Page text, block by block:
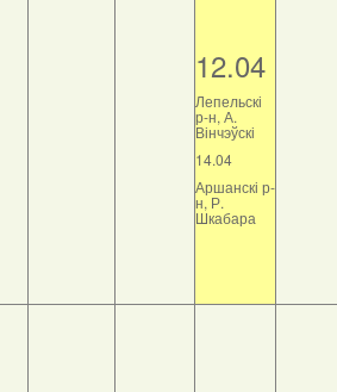
12.04
Лепельскі
р-н, А.
Вінчэўскі
14.04
Аршанскі р-
н, Р.
Шкабара